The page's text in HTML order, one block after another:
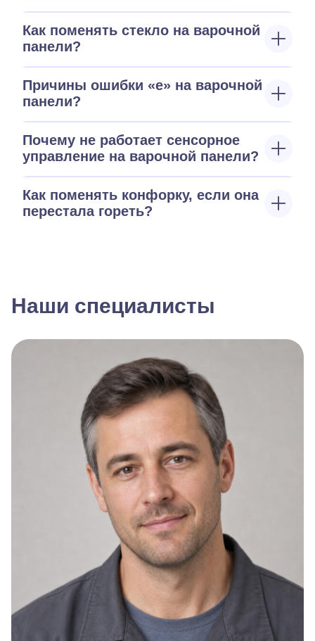
Как поменять стекло на варочной
панели?
Причины ошибки «е» на варочной
панели?
Почему не работает сенсорное
управление на варочной панели?
Как поменять конфорку, если она
перестала гореть?
Наши специалисты